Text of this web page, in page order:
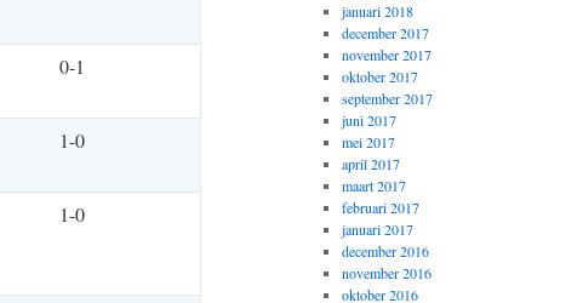
0-1
1-0
1-0
januari 2018
december 2017
november 2017
oktober 2017
september 2017
juni 2017
mei 2017
april 2017
maart 2017
februari 2017
januari 2017
december 2016
november 2016
oktober 2016